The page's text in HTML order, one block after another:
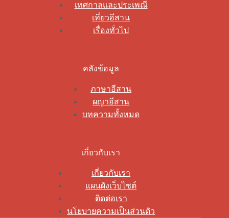
เทศกาลและประเพณี
เที่ยวอีสาน
เรื่องทั่วไป
คลังข้อมูล
ภาษาอีสาน
ผญาอีสาน
บทความทั้งหมด
เกี่ยวกับเรา
เกี่ยวกับเรา
แผนผังเว็บไซต์
ติดต่อเรา
นโยบายความเป็นส่วนตัว